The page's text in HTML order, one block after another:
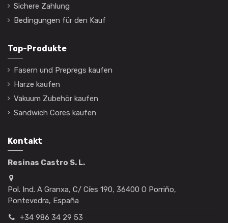
Sichere Zahlung
Bedingungen für den Kauf
Top-Produkte
Fasern und Prepregs kaufen
Harze kaufen
Vakuum Zubehör kaufen
Sandwich Cores kaufen
Kontakt
Resinas Castro S. L.
Pol. Ind. A Granxa, C/ Cíes 190, 36400 O Porriño,
Pontevedra, España
+34 986 34 29 53